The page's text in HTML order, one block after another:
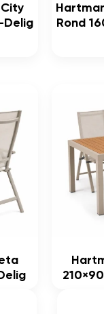
Delig
Rond